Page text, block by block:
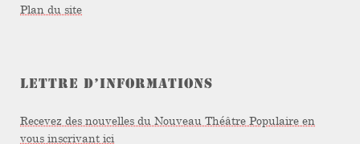
Plan du site
LETTRE D’INFORMATIONS
Recevez des nouvelles du Nouveau Théâtre Populaire en
vous inscrivant ici